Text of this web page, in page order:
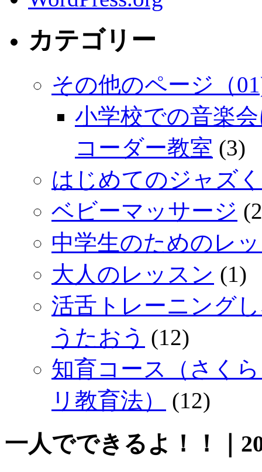
カテゴリー
その他のページ（
小学校での音楽
コーダー教室 (3)
はじめてのジャズ
ベビーマッサージ
中学生のためのレ
大人のレッスン (1)
活舌トレーニング
うたおう (12)
知育コース（さく
リ教育法）
(12)
一人でできるよ！！｜